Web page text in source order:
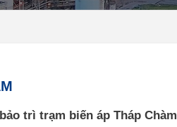
bảo trì trạm biến áp Tháp Chàm